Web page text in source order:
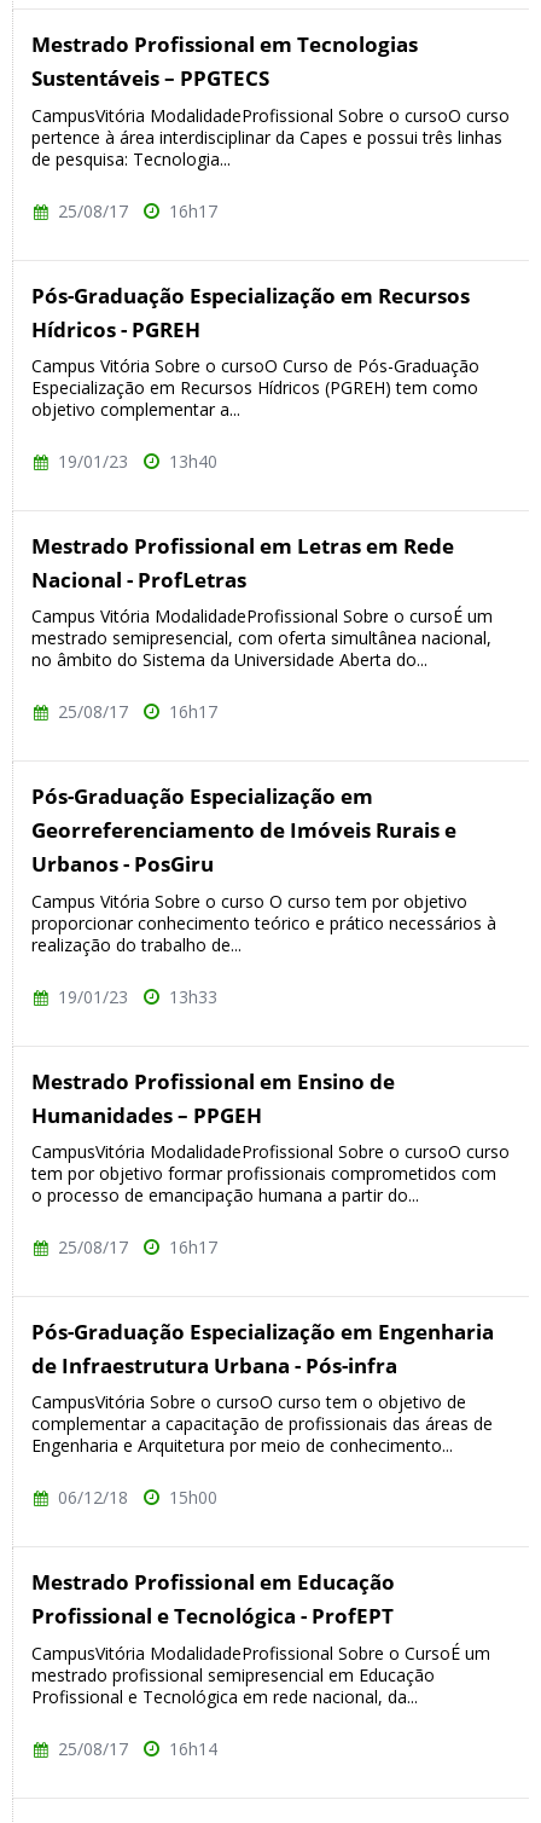
Mestrado Profissional em Tecnologias
Sustentáveis – PPGTECS
CampusVitória ModalidadeProfissional Sobre o cursoO curso
pertence à área interdisciplinar da Capes e possui três linhas
de pesquisa: Tecnologia...
25/08/17 16h17
Pós-Graduação Especialização em Recursos
Hídricos - PGREH
Campus Vitória Sobre o cursoO Curso de Pós-Graduação
Especialização em Recursos Hídricos (PGREH) tem como
objetivo complementar a...
19/01/23 13h40
Mestrado Profissional em Letras em Rede
Nacional - ProfLetras
Campus Vitória ModalidadeProfissional Sobre o cursoÉ um
mestrado semipresencial, com oferta simultânea nacional,
no âmbito do Sistema da Universidade Aberta do...
25/08/17 16h17
Pós-Graduação Especialização em
Georreferenciamento de Imóveis Rurais e
Urbanos - PosGiru
Campus Vitória Sobre o curso O curso tem por objetivo
proporcionar conhecimento teórico e prático necessários à
realização do trabalho de...
19/01/23 13h33
Mestrado Profissional em Ensino de
Humanidades – PPGEH
CampusVitória ModalidadeProfissional Sobre o cursoO curso
tem por objetivo formar profissionais comprometidos com
o processo de emancipação humana a partir do...
25/08/17 16h17
Pós-Graduação Especialização em Engenharia
de Infraestrutura Urbana - Pós-infra
CampusVitória Sobre o cursoO curso tem o objetivo de
complementar a capacitação de profissionais das áreas de
Engenharia e Arquitetura por meio de conhecimento...
06/12/18 15h00
Mestrado Profissional em Educação
Profissional e Tecnológica - ProfEPT
CampusVitória ModalidadeProfissional Sobre o CursoÉ um
mestrado profissional semipresencial em Educação
Profissional e Tecnológica em rede nacional, da...
25/08/17 16h14